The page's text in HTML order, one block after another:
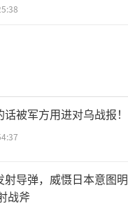
被军方用进对乌战报！
射导弹，威慑日本意图明
战斧